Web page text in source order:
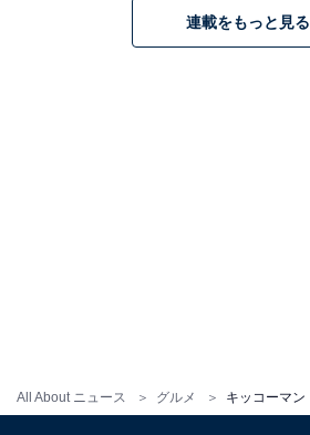
All About ニュース グルメ
連載をもっと見る